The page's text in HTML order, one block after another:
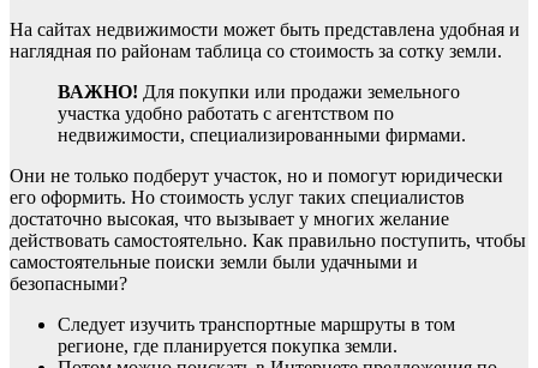
На сайтах недвижимости может быть представлена удобная и
наглядная по районам таблица со стоимость за сотку земли.
ВАЖНО! Для покупки или продажи земельного
участка удобно работать с агентством по
недвижимости, специализированными фирмами.
Они не только подберут участок, но и помогут юридически
его оформить. Но стоимость услуг таких специалистов
достаточно высокая, что вызывает у многих желание
действовать самостоятельно. Как правильно поступить, чтобы
самостоятельные поиски земли были удачными и
безопасными?
Следует изучить транспортные маршруты в том
регионе, где планируется покупка земли.